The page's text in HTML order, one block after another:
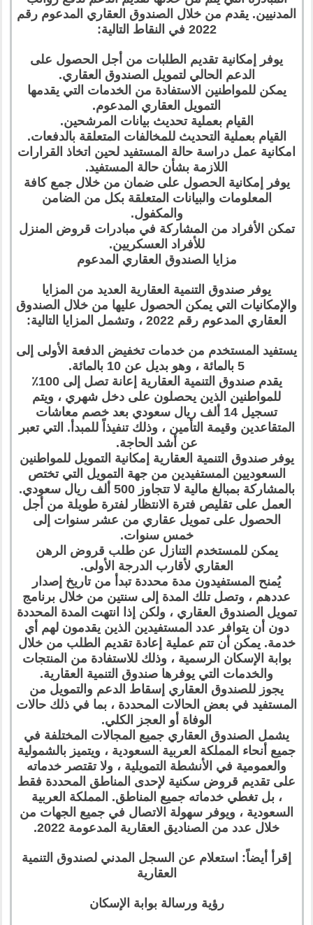
المدنيين. يقدم من خلال الصندوق العقاري المدعوم رقم
2022 في النقاط التالية:
يوفر إمكانية تقديم الطلبات من أجل الحصول على
الدعم الحالي لتمويل الصندوق العقاري.
يمكن للمواطنين الاستفادة من الخدمات التي يقدمها
التمويل العقاري المدعوم.
القيام بعملية تحديث بيانات المرشحين.
القيام بعملية التحديث للمخالفات المتعلقة بالدفعات.
امكانية عمل دراسة حالة المستفيد لحين اتخاذ القرارات
اللازمة بشأن حالة المستفيد.
يوفر إمكانية الحصول على ضمان من خلال جمع كافة
المعلومات والبيانات المتعلقة بكل من الضامن
والمكفول.
تمكن الأفراد من المشاركة في مبادرات قروض المنزل
للأفراد العسكريين.
مزايا الصندوق العقاري المدعوم
يوفر صندوق التنمية العقارية العديد من المزايا
والإمكانيات التي يمكن الحصول عليها من خلال الصندوق
العقاري المدعوم رقم 2022 ، وتشمل المزايا التالية:
يستفيد المستخدم من خدمات تخفيض الدفعة الأولى إلى
5 بالمائة ، وهو بديل عن 10 بالمائة.
يقدم صندوق التنمية العقارية إعانة تصل إلى 100٪
للمواطنين الذين يحصلون على دخل شهري ، ويتم
تسجيل 14 ألف ريال سعودي بعد خصم معاشات
المتقاعدين وقيمة التأمين ، وذلك تنفيذاً للمبدأ. التي تعبر
عن أشد الحاجة.
يوفر صندوق التنمية العقارية إمكانية التمويل للمواطنين
السعوديين المستفيدين من جهة التمويل التي تختص
بالمشاركة بمبالغ مالية لا تتجاوز 500 ألف ريال سعودي.
العمل على تقليص فترة الانتظار لفترة طويلة من أجل
الحصول على تمويل عقاري من عشر سنوات إلى
خمس سنوات.
يمكن للمستخدم التنازل عن طلب قروض الرهن
العقاري لأقارب الدرجة الأولى.
يُمنح المستفيدون مدة محددة تبدأ من تاريخ إصدار
عددهم ، وتصل تلك المدة إلى سنتين من خلال برنامج
تمويل الصندوق العقاري ، ولكن إذا انتهت المدة المحددة
دون أن يتوافر عدد المستفيدين الذين يقدمون لهم أي
خدمة. يمكن أن تتم عملية إعادة تقديم الطلب من خلال
بوابة الإسكان الرسمية ، وذلك للاستفادة من المنتجات
والخدمات التي يوفرها صندوق التنمية العقارية.
يجوز للصندوق العقاري إسقاط الدعم والتمويل من
المستفيد في بعض الحالات المحددة ، بما في ذلك حالات
الوفاة أو العجز الكلي.
يشمل الصندوق العقاري جميع المجالات المختلفة في
جميع أنحاء المملكة العربية السعودية ، ويتميز بالشمولية
والعمومية في الأنشطة التمويلية ، ولا تقتصر خدماته
على تقديم قروض سكنية لإحدى المناطق المحددة فقط
، بل تغطي خدماته جميع المناطق. المملكة العربية
السعودية ، ويوفر سهولة الاتصال في جميع الجهات من
خلال عدد من الصناديق العقارية المدعومة 2022.
إقرأ أيضاً: استعلام عن السجل المدني لصندوق التنمية
العقارية
رؤية ورسالة بوابة الإسكان